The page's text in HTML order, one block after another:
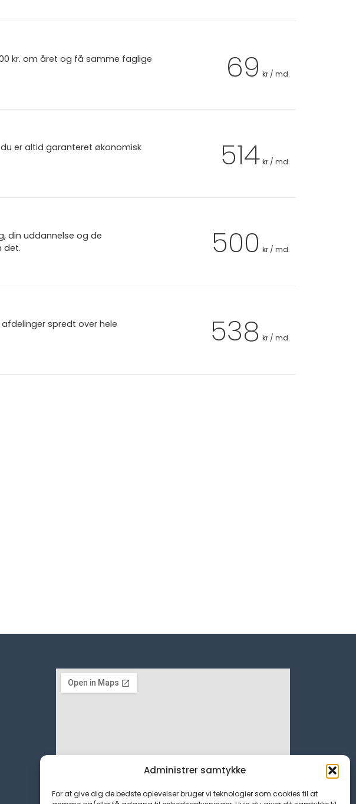
Administrer samtykke
For at give dig de bedste oplevelser bruger vi teknologier som cookies til at
kr. om året og få samme faglige
69 kr / md.
er altid garanteret økonomisk
514 kr / md.
din uddannelse og de
det.
500 kr / md.
spredt over hele
538 kr / md.